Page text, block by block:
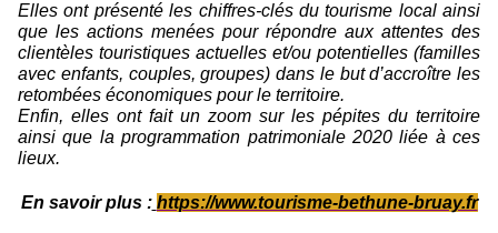
Elles ont présenté les chiffres-clés du tourisme local ainsi
que les actions menées pour répondre aux attentes des
clientèles touristiques actuelles et/ou potentielles (familles
avec enfants, couples, groupes) dans le but d’accroître les
retombées économiques pour le territoire.
Enfin, elles ont fait un zoom sur les pépites du territoire
ainsi que la programmation patrimoniale 2020 liée à ces
lieux.
En savoir plus : https://www.tourisme-bethune-bruay.fr